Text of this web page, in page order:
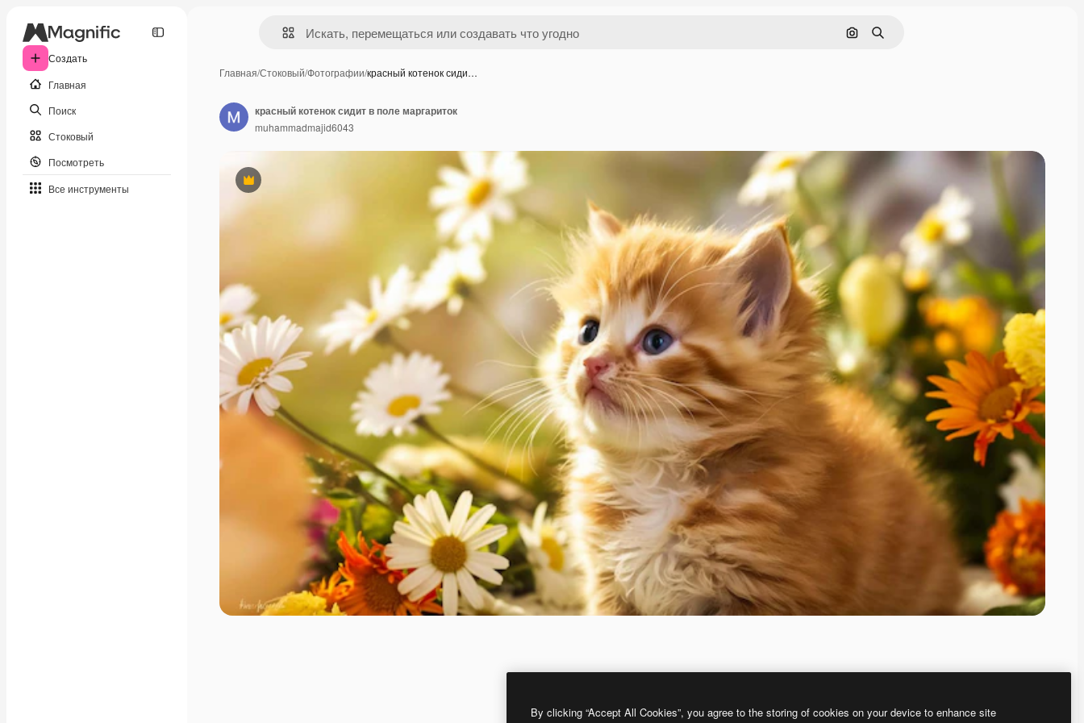
Создать
Главная
Поиск
Стоковый
Посмотреть
Все инструменты
Поиск по изображению
Поиск
Главная/Стоковый/Фотографии/красный котенок сиди…
Премиум
красный котенок сидит в поле маргариток
muhammadmajid6043
By clicking “Accept All Cookies”, you agree to the storing of cookies on your device to enhance site